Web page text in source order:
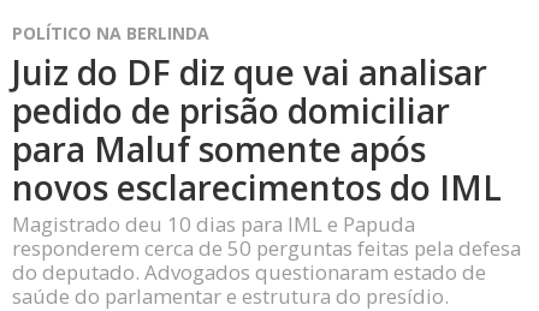
POLÍTICO NA BERLINDA
Juiz do DF diz que vai analisar
pedido de prisão domiciliar
para Maluf somente após
novos esclarecimentos do IML
Magistrado deu 10 dias para IML e Papuda
responderem cerca de 50 perguntas feitas pela defesa
do deputado. Advogados questionaram estado de
saúde do parlamentar e estrutura do presídio.